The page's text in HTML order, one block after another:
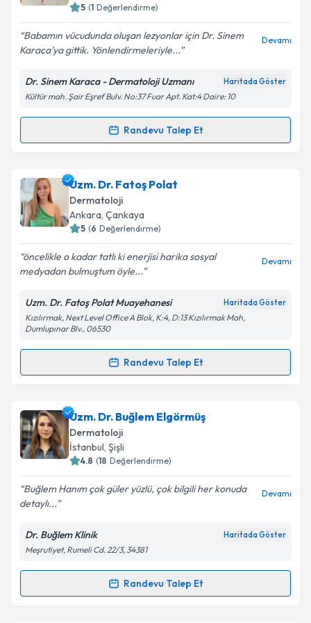
Kişisel verilerimin işlenmesine ilişkin
Aydınlatma
Metni'ni okudum ve kişisel verilerimin belirtilen
kapsamda işlenmesini kabul ediyorum.
5 (1 Değerlendirme)
Babamın vücudunda oluşan lezyonlar için Dr. Sinem
Karaca’ya gittik. Yönlendirmeleriyle...
Devamı
Dr. Sinem Karaca - Dermatoloji Uzmanı Haritada Göster
Kültür mah. Şair Eşref Bulv. No:37 Fuar Apt. Kat:4 Daire: 10
Randevu Talep Et
Randevu Takvimi Talebi
Uzm. Dr. Sinem Karacaiçin randevu takvimi talebi
oluşturun. Size bu uzmandan randevu almanız için bir
takvim hazırlandığında e-posta ile bilgilendireceğiz.
Kişisel verilerimin işlenmesine ilişkin
Aydınlatma
Metni'ni okudum ve kişisel verilerimin belirtilen
kapsamda işlenmesini kabul ediyorum.
Takvim Talebini Gönder
Uzm. Dr. Fatoş Polat
Dermatoloji
Ankara, Çankaya
5 (6 Değerlendirme)
öncelikle o kadar tatlı ki enerjisi harika sosyal
medyadan bulmuştum öyle...
Devamı
Uzm. Dr. Fatoş Polat Muayehanesi Haritada Göster
Kızılırmak, Next Level Office A Blok, K:4, D:13 Kızılırmak Mah,
Dumlupınar Blv., 06530
Randevu Talep Et
Randevu Takvimi Talebi
Uzm. Dr. Fatoş Polatiçin randevu takvimi talebi
oluşturun. Size bu uzmandan randevu almanız için bir
takvim hazırlandığında e-posta ile bilgilendireceğiz.
Kişisel verilerimin işlenmesine ilişkin
Aydınlatma
Metni'ni okudum ve kişisel verilerimin belirtilen
kapsamda işlenmesini kabul ediyorum.
Uzm. Dr. Buğlem Elgörmüş
Dermatoloji
İstanbul, Şişli
4.8 (18 Değerlendirme)
Buğlem Hanım çok güler yüzlü, çok bilgili her konuda
detaylı...
Devamı
Dr. Buğlem Klinik Haritada Göster
Meşrutiyet, Rumeli Cd. 22/3, 34381
Randevu Talep Et
Randevu Takvimi Talebi